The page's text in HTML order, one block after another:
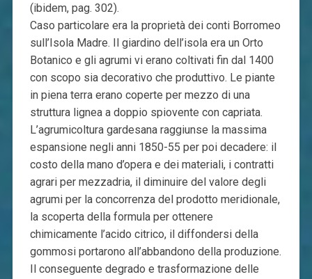
(ibidem, pag. 302).
Caso particolare era la proprietà dei conti Borromeo
sull’Isola Madre. Il giardino dell’isola era un Orto
Botanico e gli agrumi vi erano coltivati fin dal 1400
con scopo sia decorativo che produttivo. Le piante
in piena terra erano coperte per mezzo di una
struttura lignea a doppio spiovente con capriata.
L’agrumicoltura gardesana raggiunse la massima
espansione negli anni 1850-55 per poi decadere: il
costo della mano d’opera e dei materiali, i contratti
agrari per mezzadria, il diminuire del valore degli
agrumi per la concorrenza del prodotto meridionale,
la scoperta della formula per ottenere
chimicamente l’acido citrico, il diffondersi della
gommosi portarono all’abbandono della produzione.
Il conseguente degrado e trasformazione delle